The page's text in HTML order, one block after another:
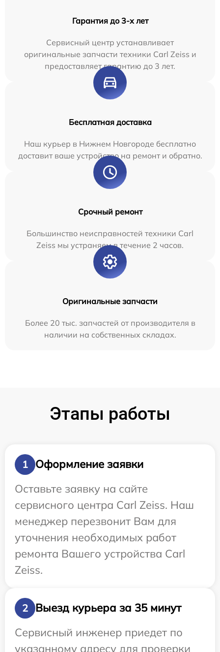
Гарантия до 3-х лет
Сервисный центр устанавливает
оригинальные запчасти техники Carl Zeiss и
предоставляет гарантию до 3 лет.
Бесплатная доставка
Наш курьер в Нижнем Новгороде бесплатно
доставит ваше устройство на ремонт и обратно.
Срочный ремонт
Большинство неисправностей техники Carl
Zeiss мы устраняем в течение 2 часов.
Оригинальные запчасти
Более 20 тыс. запчастей от производителя в
наличии на собственных складах.
Этапы работы
1
Оформление заявки
Оставьте заявку на сайте
сервисного центра Carl Zeiss. Наш
менеджер перезвонит Вам для
уточнения необходимых работ
ремонта Вашего устройства Carl
Zeiss.
2
Выезд курьера за 35 минут
Сервисный инженер приедет по
указанному адресу для проверки